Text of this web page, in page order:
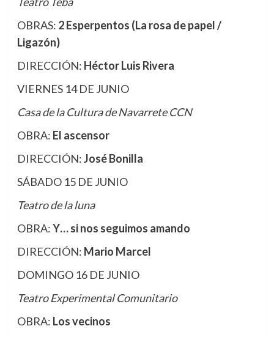
OBRAS: 2 Esperpentos (La rosa de papel /
Ligazón)
DIRECCIÓN: Héctor Luis Rivera
VIERNES 14 DE JUNIO
Casa de la Cultura de Navarrete CCN
OBRA: El ascensor
DIRECCIÓN:José Bonilla
SÁBADO 15 DE JUNIO
Teatro de la luna
OBRA:Y… si nos seguimos amando
DIRECCIÓN: Mario Marcel
DOMINGO 16 DE JUNIO
Teatro Experimental Comunitario
OBRA: Los vecinos